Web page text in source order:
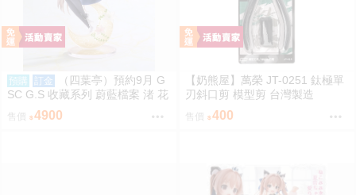
預購 訂金
（四葉亭）預約9月 G
SC G.S 收藏系列 蔚藍檔案 渚 花
香微笑 1/7 PVC 完成品 0923
4900
【奶熊屋】萬榮 JT-0251 鈦極單
刃斜口剪 模型剪 台灣製造
400